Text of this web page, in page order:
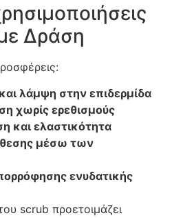
Δράση
λάμψη στην επιδερμίδα
χωρίς ερεθισμούς
και ελαστικότητα
μέσω των
ενυδατικής
scrub προετοιμάζει